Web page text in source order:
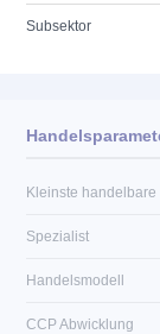
Subsektor
Kleinste handelbare
Spezialist
Handelsmodell
CCP Abwicklung